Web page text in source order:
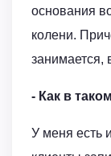
основания
колени.
занимается,
- Как в
У меня есть